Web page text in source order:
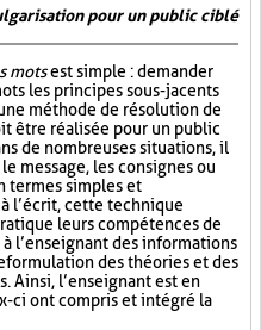
pour un public ciblé
motsest simple : demander
les principes sous-jacents
méthode de résolution de
être réalisée pour un public
de nombreuses situations, il
message, les consignes ou
termes simples et
l’écrit, cette technique
leurs compétences de
l’enseignant des informations
des théories et des
Ainsi, l’enseignant est en
ci ont compris et intégré la